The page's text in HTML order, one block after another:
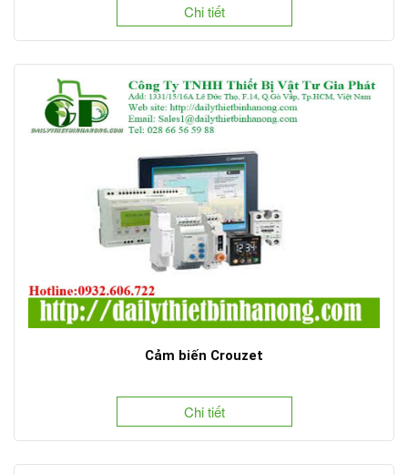
Chi tiết
Cảm biến Crouzet
Chi tiết